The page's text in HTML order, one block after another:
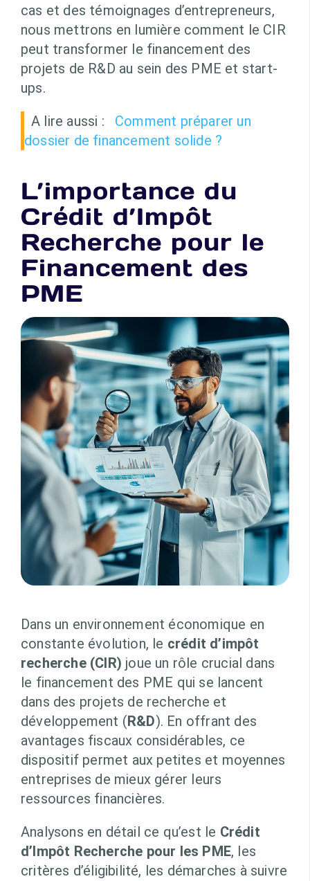
cas et des témoignages d’entrepreneurs,
nous mettrons en lumière comment le CIR
peut transformer le financement des
projets de R&D au sein des PME et start-
ups.
A lire aussi :
Comment préparer un
dossier de financement solide ?
L’importance du
Crédit d’Impôt
Recherche pour le
Financement des
PME
Dans un environnement économique en
constante évolution, le crédit d’impôt
recherche (CIR) joue un rôle crucial dans
le financement des PME qui se lancent
dans des projets de recherche et
développement (R&D). En offrant des
avantages fiscaux considérables, ce
dispositif permet aux petites et moyennes
entreprises de mieux gérer leurs
ressources financières.
Analysons en détail ce qu’est le Crédit
d’Impôt Recherche pour les PME, les
critères d’éligibilité, les démarches à suivre